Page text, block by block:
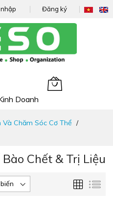
Đăng ký
Doanh
Và Chăm Sóc Cơ Thể
Chết & Trị Liệu
Lưới